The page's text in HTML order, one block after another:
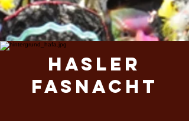
Hasler
Fasnacht